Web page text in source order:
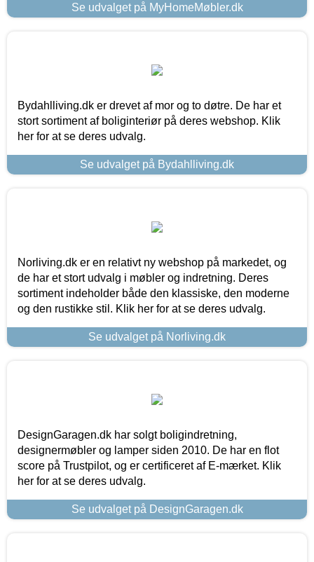
Se udvalget på MyHomeMøbler.dk
Bydahlliving.dk er drevet af mor og to døtre. De har et
stort sortiment af boliginteriør på deres webshop. Klik
her for at se deres udvalg.
Se udvalget på Bydahlliving.dk
Norliving.dk er en relativt ny webshop på markedet, og
de har et stort udvalg i møbler og indretning. Deres
sortiment indeholder både den klassiske, den moderne
og den rustikke stil. Klik her for at se deres udvalg.
Se udvalget på Norliving.dk
DesignGaragen.dk har solgt boligindretning,
designermøbler og lamper siden 2010. De har en flot
score på Trustpilot, og er certificeret af E-mærket. Klik
her for at se deres udvalg.
Se udvalget på DesignGaragen.dk